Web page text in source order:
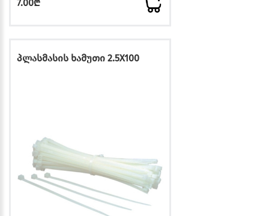
7.00₾
პლასმასის ხამუთი 2.5X100